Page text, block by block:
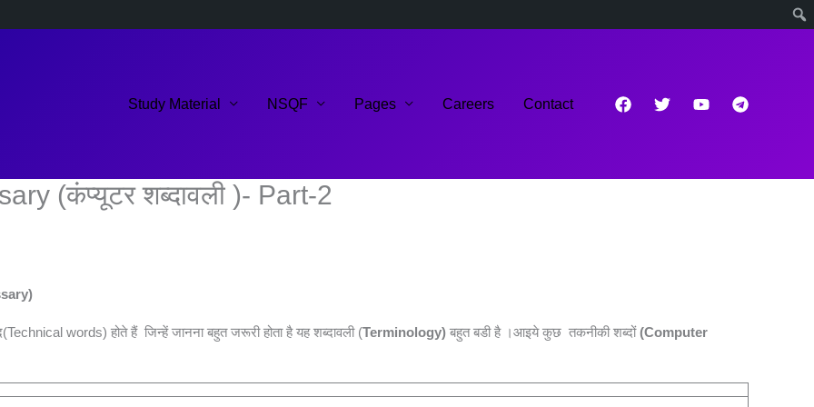
Study Material NSQF Pages Careers Contact
(कंप्यूटर शब्दावली )- Part-2
words) होते हैं जिन्‍हें जानना बहुत जरूरी होता है यह शब्‍दावली (Terminology) बहुत बडी है ।आइये कुछ तकनीकी शब्दों(Computer